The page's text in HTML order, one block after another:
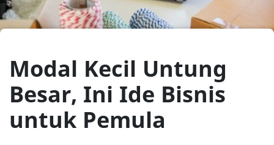
Modal Kecil Untung
Besar, Ini Ide Bisnis
untuk Pemula